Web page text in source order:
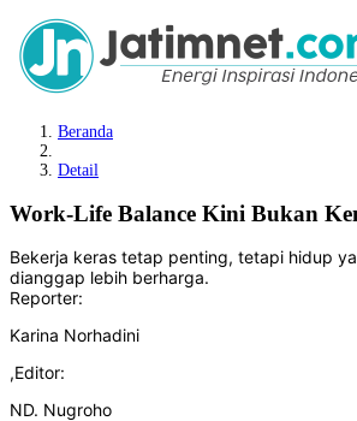
Beranda
Detail
Work-Life Balance Kini Bukan
Bekerja keras tetap penting, tetapi hidup
dianggap lebih berharga.
Reporter:
Karina Norhadini
,Editor:
ND. Nugroho